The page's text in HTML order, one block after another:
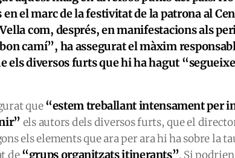
en el marc de la festivitat de la patrona al
com, després, en manifestacions als
camí”, ha assegurat el màxim
els diversos furts que hi ha hagut
que“estem treballant intensament per
els autors dels diversos furts, que el
els elements que ara per ara hi ha sobre la
de“grups organitzats itinerants”. Si